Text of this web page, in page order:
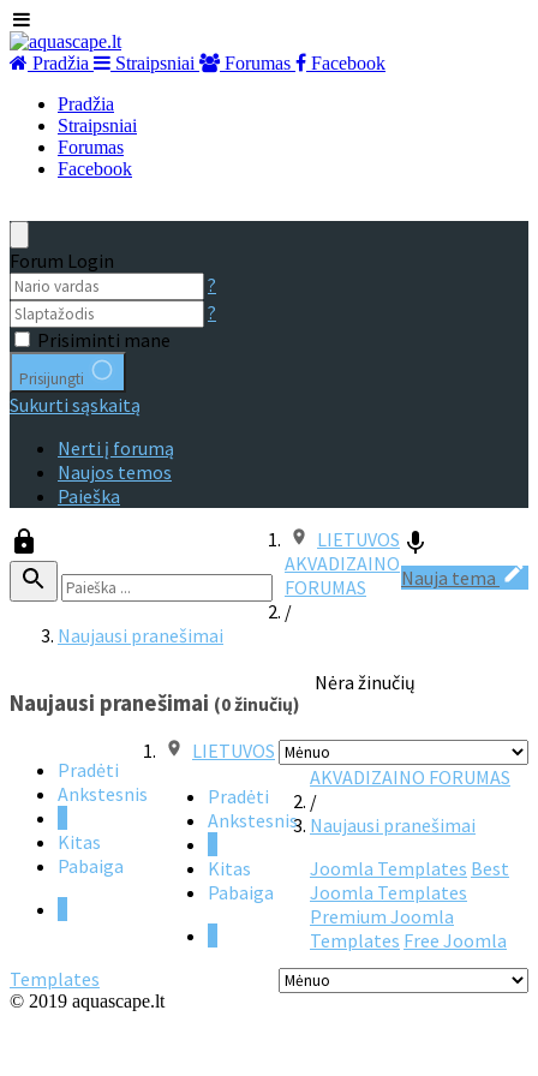
Pradžia Straipsniai Forumas
Facebook
Pradžia
Straipsniai
Forumas
Facebook
Forum Login
?
?
Prisiminti mane
Prisijungti
Sukurti sąskaitą
Nerti į forumą
Naujos temos
Paieška
Nauja tema
LIETUVOS
AKVADIZAINO
FORUMAS
/
Naujausi pranešimai
Naujausi pranešimai (0 žinučių)
Pradėti
Ankstesnis
Kitas
Pabaiga
Nėra žinučių
Pradėti
Ankstesnis
Kitas
Pabaiga
LIETUVOS
AKVADIZAINO FORUMAS
/
Naujausi pranešimai
Joomla Templates Best
Joomla Templates
Premium Joomla
Templates Free Joomla
Templates
© 2019 aquascape.lt